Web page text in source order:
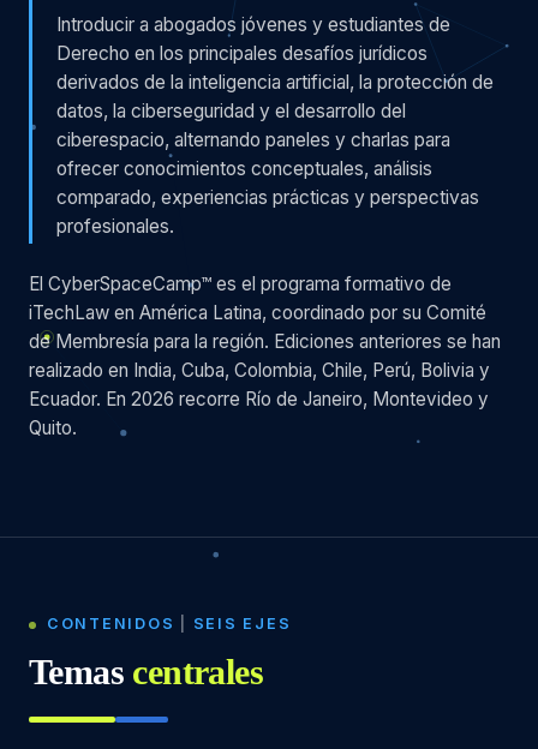
Introducir a abogados jóvenes y estudiantes de
Derecho en los principales desafíos jurídicos
derivados de la inteligencia artificial, la protección de
datos, la ciberseguridad y el desarrollo del
ciberespacio, alternando paneles y charlas para
ofrecer conocimientos conceptuales, análisis
comparado, experiencias prácticas y perspectivas
profesionales.
El CyberSpaceCamp™ es el programa formativo de
iTechLaw en América Latina, coordinado por su Comité
de Membresía para la región. Ediciones anteriores se han
realizado en India, Cuba, Colombia, Chile, Perú, Bolivia y
Ecuador. En 2026 recorre Río de Janeiro, Montevideo y
Quito.
CONTENIDOS SEIS EJES
Temas centrales